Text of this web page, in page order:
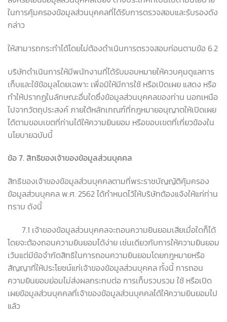
ในการคุ้มครองข้อมูลส่วนบุคคลที่ได้รับการตรวจสอบและรับรองดัง
กล่าว
ให้สามารถกระทำได้โดยไม่ต้องดำเนินการตรวจสอบก่อนตามข้อ 6.2
บริษัทดำเนินการให้มีพนักงานที่ได้รับมอบหมายให้ควบคุมดูแลการ
เก็บและใช้ข้อมูลโดยเฉพาะ เพื่อมิให้มีการใช้ หรือเปิดเผย แสดง หรือ
ทำให้ปรากฏในลักษณะอื่นใดซึ่งข้อมูลส่วนบุคคลของท่าน นอกเหนือ
ไปจากวัตถุประสงค์ ภายใต้หลักเกณฑ์ที่กฎหมายอนุญาตให้เปิดเผย
ได้ตามขอบเขตที่ท่านได้ให้ความยินยอม หรือขอบเขตที่เกี่ยวข้องใน
นโยบายฉบับนี้
ข้อ7. สิทธิของเจ้าของข้อมูลส่วนบุคคล
สิทธิของเจ้าของข้อมูลส่วนบุคคลตามที่พระราชบัญญัติคุ้มครอง
ข้อมูลส่วนบุคคล พ.ศ. 2562 ได้กำหนดไว้ให้บริษัทต้องแจ้งให้แก่ท่าน
ทราบ ดังนี้
7.1 เจ้าของข้อมูลส่วนบุคคลจะถอนความยินยอมเสียเมื่อใดก็ได้
โดยจะต้องถอนความยินยอมได้ง่าย เช่นเดียวกับการให้ความยินยอม
เว้นแต่มีข้อจำกัดสิทธิในการถอนความยินยอมโดยกฎหมายหรือ
สัญญาที่ให้ประโยชน์แก่เจ้าของข้อมูลส่วนบุคคล ทั้งนี้ การถอน
ความยินยอมย่อมไม่ส่งผลกระทบต่อ การเก็บรวบรวม ใช้ หรือเปิด
เผยข้อมูลส่วนบุคคลที่เจ้าของข้อมูลส่วนบุคคลได้ให้ความยินยอมไป
แล้ว